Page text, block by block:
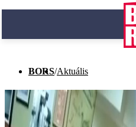
BORS/Aktuális